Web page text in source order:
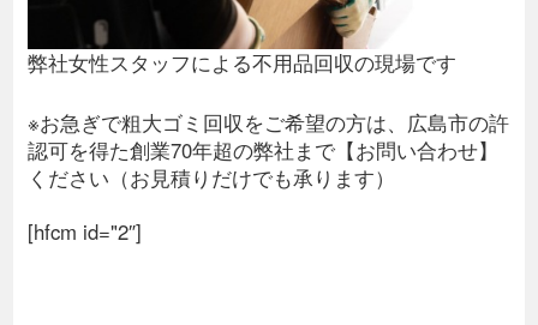
弊社女性スタッフによる不用品回収の現場です
※お急ぎで粗大ゴミ回収をご希望の方は、広島市の許
認可を得た創業70年超の弊社まで【お問い合わせ】
ください（お見積りだけでも承ります）
[hfcm id="2″]